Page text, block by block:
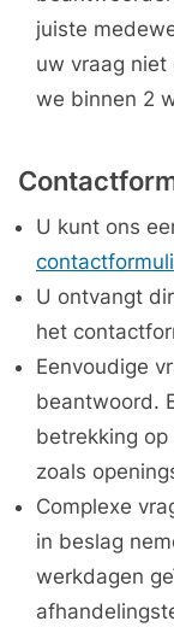
juiste
uw vraag
we binnen 2
U kunt ons
U ontvangt
het
Eenvoudige
beantwoord.
betrekking
zoals
Complexe
in beslag
werkdagen